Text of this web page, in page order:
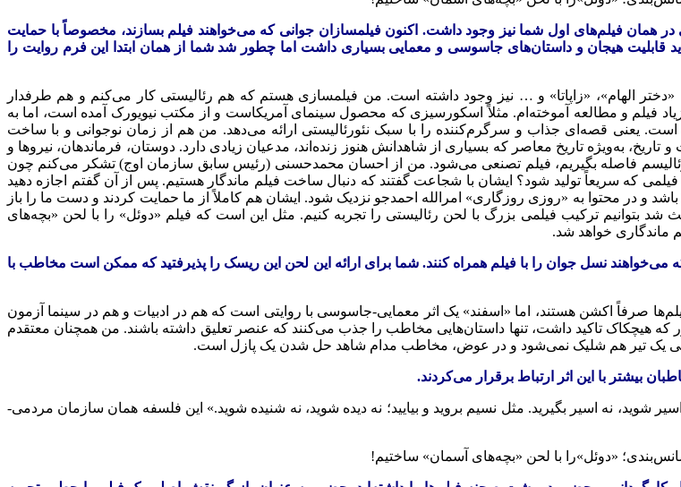
همان فیلم‌های اول شما نیز وجود داشت. اکنون فیلمسازان جوانی که می‌خواهند فیلم بسازند، مخصوصاً با حمایت
قابلیت هیجان و داستان‌های جاسوسی و معمایی بسیاری داشت اما چطور شد شما از همان ابتدا این فرم روایت را
الهام»، «زاپاتا» و … نیز وجود داشته است. من فیلمسازی هستم که هم رئالیستی کار می‌کنم و هم طرفدار
فیلم و مطالعه آموخته‌ام. مثلاً اسکورسیزی که محصول سینمای آمریکاست و از مکتب نیویورک آمده است، اما به
ایتالیا، این ۲ مکتب را با هم ترکیب کرده است. یعنی قصه‌ای جذاب و سرگرم‌کننده را با سبک نئورئالیستی ارائه می‌دهد. من هم از زمان نوجوانی و با ساخت
به‌ویژه تاریخ معاصر که بسیاری از شاهدانش هنوز زنده‌اند، مدعیان زیادی دارد. دوستان، فرماندهان، نیروها و
رئالیسم فاصله بگیریم، فیلم تصنعی می‌شود. من از احسان محمدحسنی (رئیس سابق سازمان اوج) تشکر می‌کنم چون
که سریعاً تولید شود؟ ایشان با شجاعت گفتند که دنبال ساخت فیلم ماندگار هستیم. پس از آن گفتم اجازه دهید
و در محتوا به «روزی روزگاری» امرالله احمدجو نزدیک شود. ایشان هم کاملاً از ما حمایت کردند و دست ما را باز
بتوانیم ترکیب فیلمی بزرگ با لحن رئالیستی را تجربه کنیم. مثل این است که فیلم «دوئل» را با لحن «بچه‌های
نسل جوان را با فیلم همراه کنند. شما برای ارائه این لحن این ریسک را پذیرفتید که ممکن است مخاطب با
صرفاً اکشن هستند، اما «اسفند» یک اثر معمایی-جاسوسی با روایتی است که هم در ادبیات و هم در سینما آزمون
که هیچکاک تاکید داشت، تنها داستان‌هایی مخاطب را جذب می‌کنند که عنصر تعلیق داشته باشند. من همچنان معتقدم
حتی یک تیر هم شلیک نمی‌شود و در عوض، مخاطب مدام شاهد حل شدن یک پازل است.
بیشتر با این اثر ارتباط برقرار می‌کردند.
شوید، نه اسیر بگیرید. مثل نسیم بروید و بیایید؛ نه دیده شوید، نه شنیده شوید.» این فلسفه همان سازمان مردمی-